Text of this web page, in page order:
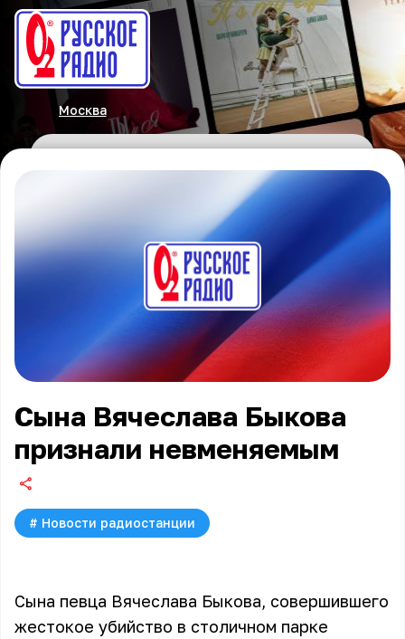
Москва
Сына Вячеслава Быкова
признали невменяемым
# Новости радиостанции
Сына певца Вячеслава Быкова, совершившего
жестокое убийство в столичном парке